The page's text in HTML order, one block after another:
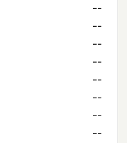
--
--
--
--
--
--
--
--